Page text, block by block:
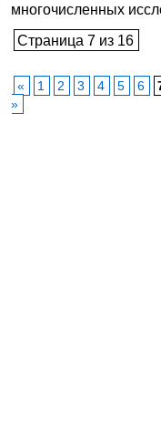
многочисленных
Страница 7 из 16
« 1 2 3 4 5 6
»